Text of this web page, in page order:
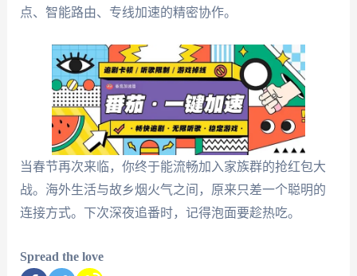
点、智能路由、专线加速的精密协作。
当春节再次来临，你终于能流畅加入家族群的抢红包大
战。海外生活与故乡烟火气之间，原来只差一个聪明的
连接方式。下次深夜追番时，记得泡面要趁热吃。
Spread the love